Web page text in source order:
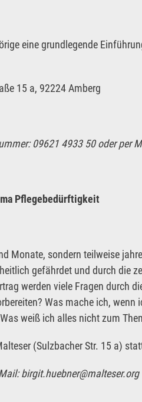
eine grundlegende
15 a, 92224 Amberg
09621 4933 50 oder per
Pflegebedürftigkeit
Monate, sondern teilweise
gefährdet und durch die
werden viele Fragen durch
Was mache ich,
weiß ich alles nicht zum
(Sulzbacher Str. 15 a)